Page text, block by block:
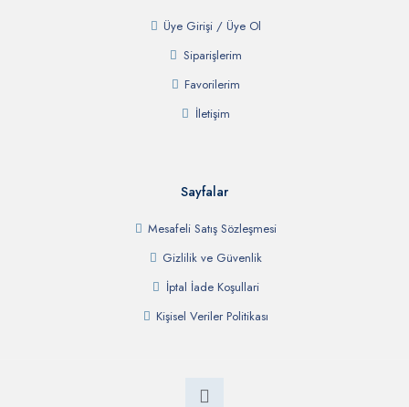
Üye Girişi / Üye Ol
Siparişlerim
Favorilerim
İletişim
Sayfalar
Mesafeli Satış Sözleşmesi
Gizlilik ve Güvenlik
İptal İade Koşullari
Kişisel Veriler Politikası